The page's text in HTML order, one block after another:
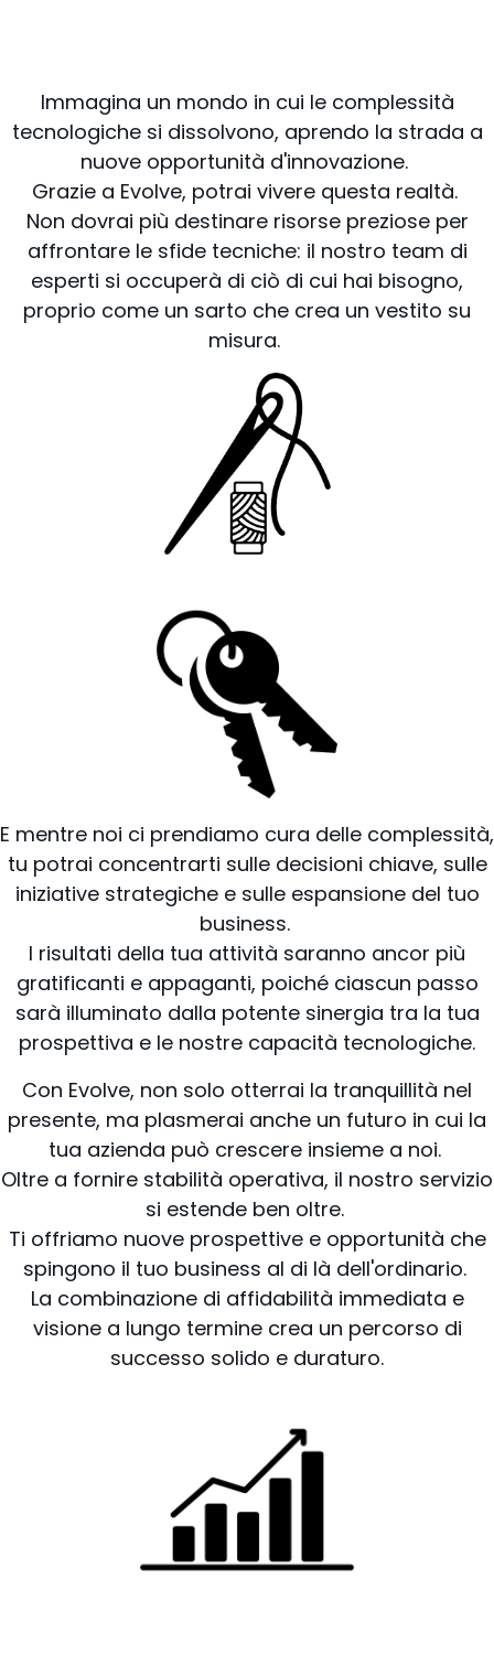
Immagina un mondo in cui le complessità
tecnologiche si dissolvono, aprendo la strada a
nuove opportunità d'innovazione.
Grazie a Evolve, potrai vivere questa realtà.
Non dovrai più destinare risorse preziose per
affrontare le sfide tecniche: il nostro team di
esperti si occuperà di ciò di cui hai bisogno,
proprio come un sarto che crea un vestito su
misura.
E mentre noi ci prendiamo cura delle complessità,
tu potrai concentrarti sulle decisioni chiave, sulle
iniziative strategiche e sulle espansione del tuo
business.
I risultati della tua attività saranno ancor più
gratificanti e appaganti, poiché ciascun passo
sarà illuminato dalla potente sinergia tra la tua
prospettiva e le nostre capacità tecnologiche.
Con Evolve, non solo otterrai la tranquillità nel
presente, ma plasmerai anche un futuro in cui la
tua azienda può crescere insieme a noi.
Oltre a fornire stabilità operativa, il nostro servizio
si estende ben oltre.
Ti offriamo nuove prospettive e opportunità che
spingono il tuo business al di là dell'ordinario.
La combinazione di affidabilità immediata e
visione a lungo termine crea un percorso di
successo solido e duraturo.